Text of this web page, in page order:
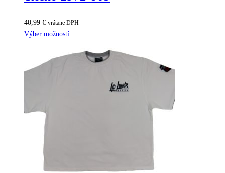
40,99 € vrátane DPH
Výber možností